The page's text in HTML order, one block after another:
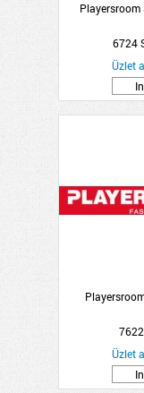
Playersroom
6724
Üzlet
Üzlet